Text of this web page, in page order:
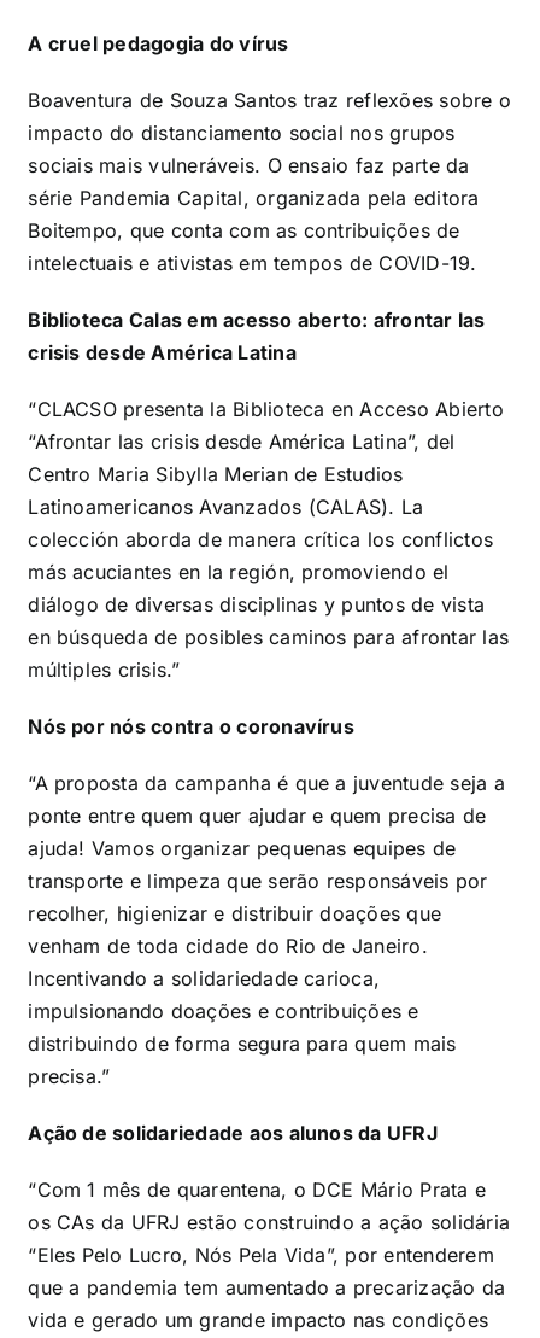
A cruel pedagogia do vírus
Boaventura de Souza Santos traz reflexões sobre o
impacto do distanciamento social nos grupos
sociais mais vulneráveis. O ensaio faz parte da
série Pandemia Capital, organizada pela editora
Boitempo, que conta com as contribuições de
intelectuais e ativistas em tempos de COVID-19.
Biblioteca Calas em acesso aberto: afrontar las
crisis desde América Latina
“CLACSO presenta la Biblioteca en Acceso Abierto
“Afrontar las crisis desde América Latina”, del
Centro Maria Sibylla Merian de Estudios
Latinoamericanos Avanzados (CALAS). La
colección aborda de manera crítica los conflictos
más acuciantes en la región, promoviendo el
diálogo de diversas disciplinas y puntos de vista
en búsqueda de posibles caminos para afrontar las
múltiples crisis.”
Nós por nós contra o coronavírus
“A proposta da campanha é que a juventude seja a
ponte entre quem quer ajudar e quem precisa de
ajuda! Vamos organizar pequenas equipes de
transporte e limpeza que serão responsáveis por
recolher, higienizar e distribuir doações que
venham de toda cidade do Rio de Janeiro.
Incentivando a solidariedade carioca,
impulsionando doações e contribuições e
distribuindo de forma segura para quem mais
precisa.”
Ação de solidariedade aos alunos da UFRJ
“Com 1 mês de quarentena, o DCE Mário Prata e
os CAs da UFRJ estão construindo a ação solidária
“Eles Pelo Lucro, Nós Pela Vida”, por entenderem
que a pandemia tem aumentado a precarização da
vida e gerado um grande impacto nas condições